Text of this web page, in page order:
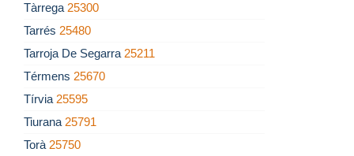
Tàrrega 25300
Tarrés 25480
Tarroja De Segarra 25211
Térmens 25670
Tírvia 25595
Tiurana 25791
Torà 25750